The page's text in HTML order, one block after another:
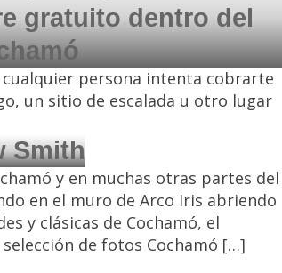
gratuito dentro del
persona intenta cobrarte
un sitio de escalada u otro lugar
Smith
y en muchas otras partes del
en el muro de Arco Iris abriendo
y clásicas de Cochamó, el
de fotos Cochamó […]